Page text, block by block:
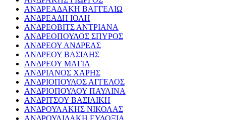
ΑΝΔΡΕΑΔΑΚΗ ΒΑΓΓΕΛΙΩ
ΑΝΔΡΕΑΔΗ ΙΟΛΗ
ΑΝΔΡΕΟΒΙΤΣ ΑΝΤΡΙΑΝΑ
ΑΝΔΡΕΟΠΟΥΛΟΣ ΣΠΥΡΟΣ
ΑΝΔΡΕΟΥ ΑΝΔΡΕΑΣ
ΑΝΔΡΕΟΥ ΒΑΣΙΛΗΣ
ΑΝΔΡΕΟΥ ΜΑΓΙΑ
ΑΝΔΡΙΑΝΟΣ ΧΑΡΗΣ
ΑΝΔΡΙΟΠΟΥΛΟΣ ΑΓΓΕΛΟΣ
ΑΝΔΡΙΟΠΟΥΛΟΥ ΠΑΥΛΙΝΑ
ΑΝΔΡΙΤΣΟΥ ΒΑΣΙΛΙΚΗ
ΑΝΔΡΟΥΛΑΚΗΣ ΝΙΚΟΛΑΣ